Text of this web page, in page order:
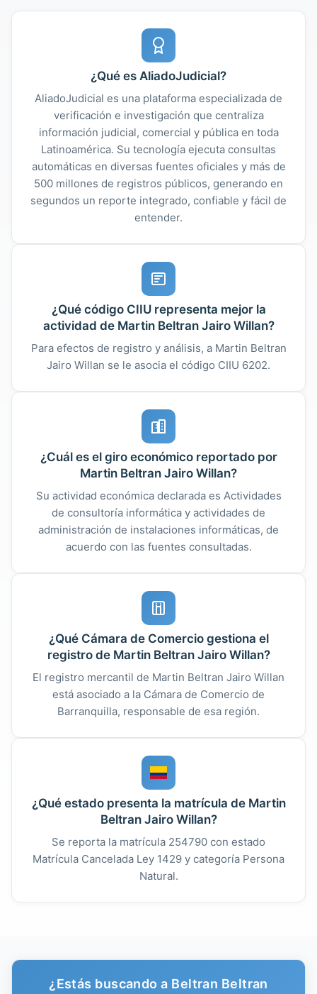
¿Qué es AliadoJudicial?
AliadoJudicial es una plataforma especializada de
verificación e investigación que centraliza
información judicial, comercial y pública en toda
Latinoamérica. Su tecnología ejecuta consultas
automáticas en diversas fuentes oficiales y más de
500 millones de registros públicos, generando en
segundos un reporte integrado, confiable y fácil de
entender.
¿Qué código CIIU representa mejor la
actividad de Martin Beltran Jairo Willan?
Para efectos de registro y análisis, a Martin Beltran
Jairo Willan se le asocia el código CIIU 6202.
¿Cuál es el giro económico reportado por
Martin Beltran Jairo Willan?
Su actividad económica declarada es Actividades
de consultoría informática y actividades de
administración de instalaciones informáticas, de
acuerdo con las fuentes consultadas.
¿Qué Cámara de Comercio gestiona el
registro de Martin Beltran Jairo Willan?
El registro mercantil de Martin Beltran Jairo Willan
está asociado a la Cámara de Comercio de
Barranquilla, responsable de esa región.
¿Qué estado presenta la matrícula de Martin
Beltran Jairo Willan?
Se reporta la matrícula 254790 con estado
Matrícula Cancelada Ley 1429 y categoría Persona
Natural.
¿Estás buscando a Beltran Beltran